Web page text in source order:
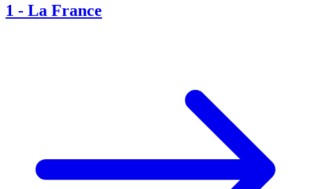
1 - La France